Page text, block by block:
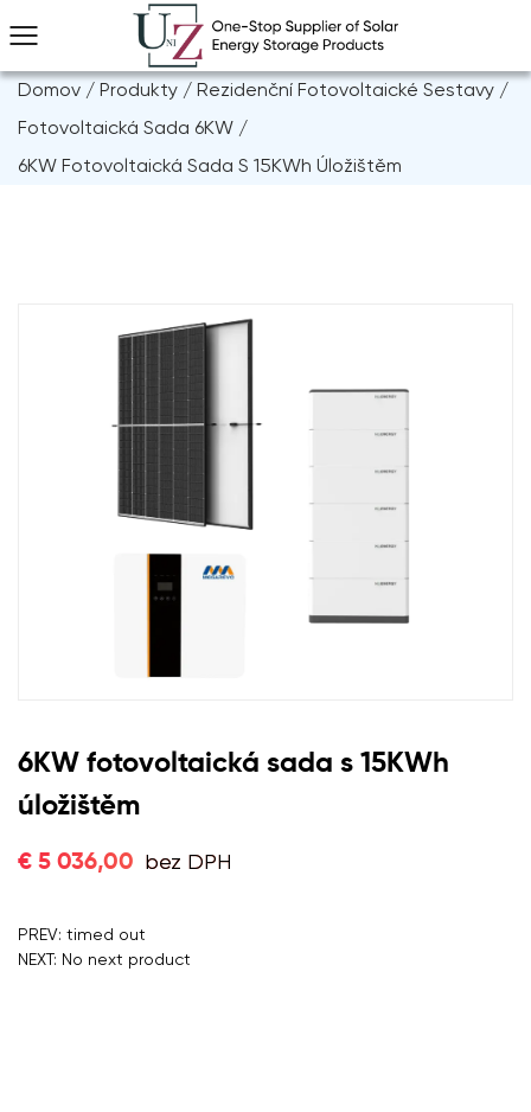
Domov / Produkty / Rezidenční Fotovoltaické Sestavy /
Fotovoltaická Sada 6KW /
6KW Fotovoltaická Sada S 15KWh Úložištěm
6KW fotovoltaická sada s 15KWh
úložištěm
€ 5 036,00 bez DPH
PREV: timed out
NEXT: No next product